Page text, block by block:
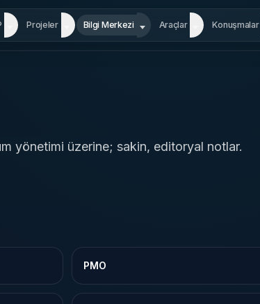
Projeler Bilgi Merkezi Araçlar Konuşmalar
yönetimi üzerine; sakin, editoryal notlar.
PMO